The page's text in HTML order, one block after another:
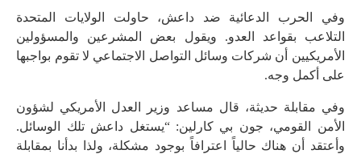
وفي الحرب الدعائية ضد داعش، حاولت الولايات المتحدة
التلاعب بقواعد العدو. ويقول بعض المشرعين والمسؤولين
الأمريكيين أن شركات وسائل التواصل الاجتماعي لا تقوم بواجبها
على أكمل وجه.
وفي مقابلة حديثة، قال مساعد وزير العدل الأمريكي لشؤون
الأمن القومي، جون بي كارلين: “يستغل داعش تلك الوسائل.
وأعتقد أن هناك حالياً اعترافاً بوجود مشكلة، ولذا بدأنا بمقابلة